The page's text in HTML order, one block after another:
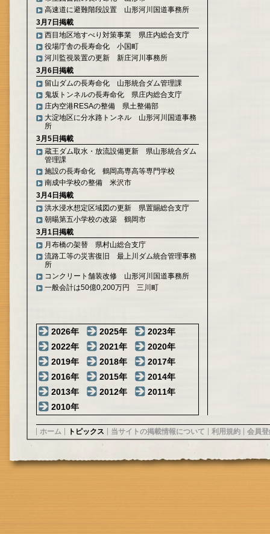
高速道に避難階段設置 山形河川国道事務所
3月7日掲載
西目地区地すべり対策事業 県庄内総合支庁
役場庁舎の長寿命化 小国町
河川監視装置の更新 新庄河川事務所
3月6日掲載
留山ダムの長寿命化 山形統合ダム管理課
鬼坂トンネルの長寿命化 県庄内総合支庁
庄内空港RESAの整備 県土整備部
大淀地区に分水路トンネル 山形河川国道事務
所
3月5日掲載
蔵王ダム取水・放流設備更新 県山形統合ダム
管理課
施設の長寿命化 鶴岡高専高等専門学校
南成中学校の整備 米沢市
3月4日掲載
洪水浸水想定区域図の更新 県置賜総合支庁
朝暘第五小学校の改築 鶴岡市
3月1日掲載
月布橋の架替 県村山総合支庁
流路工等の災害復旧 最上川ダム統合管理事務
所
コンクリート舗装改修 山形河川国道事務所
一般会計は50億0,200万円 三川町
2026年 2025年
2023年
2022年
2021年
2020年
2019年
2018年
2017年
2016年
2015年
2014年
2013年
2012年
2011年
2010年
ホーム トピックス 当サイトの掲載情報について 利用規約 会員